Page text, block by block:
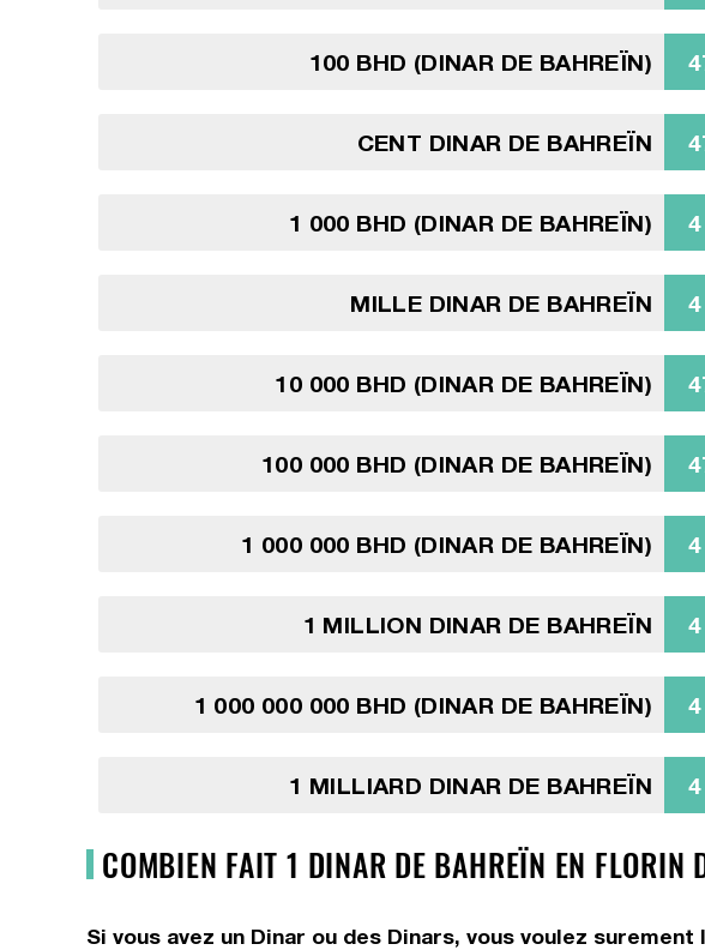
100 BHD (DINAR DE BAHREÏN)
CENT DINAR DE BAHREÏN
1 000 BHD (DINAR DE BAHREÏN)
MILLE DINAR DE BAHREÏN
10 000 BHD (DINAR DE BAHREÏN)
100 000 BHD (DINAR DE BAHREÏN)
1 000 000 BHD (DINAR DE BAHREÏN)
1 MILLION DINAR DE BAHREÏN
1 000 000 000 BHD (DINAR DE BAHREÏN)
1 MILLIARD DINAR DE BAHREÏN
COMBIEN FAIT 1 DINAR DE BAHREÏN EN FLORIN
Si vous avez un Dinar ou des Dinars, vous voulez